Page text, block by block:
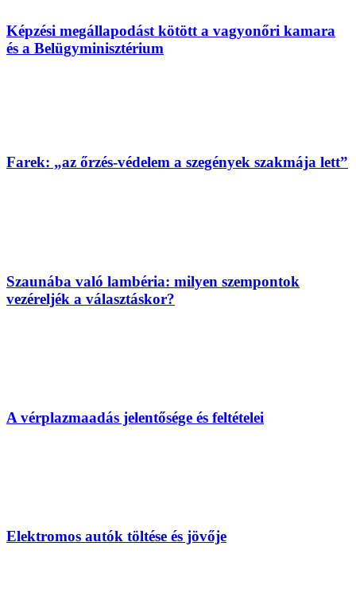
Képzési megállapodást kötött a vagyonőri kamara
és a Belügyminisztérium
Farek: „az őrzés-védelem a szegények szakmája lett”
Szaunába való lambéria: milyen szempontok
vezéreljék a választáskor?
A vérplazmaadás jelentősége és feltételei
Elektromos autók töltése és jövője